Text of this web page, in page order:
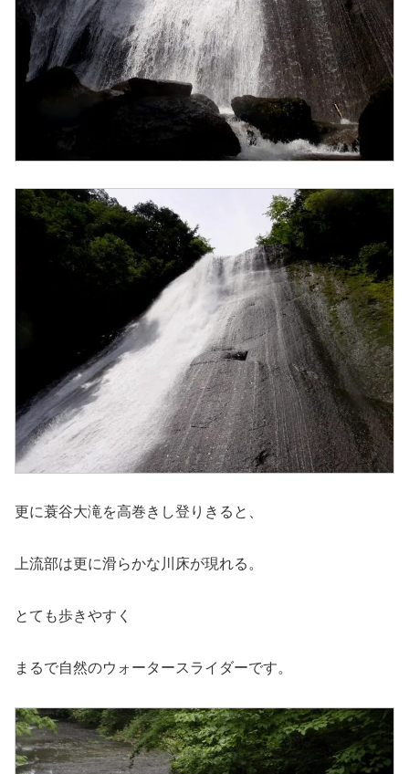
更に蓑谷大滝を高巻きし登りきると、
上流部は更に滑らかな川床が現れる。
とても歩きやすく
まるで自然のウォータースライダーです。